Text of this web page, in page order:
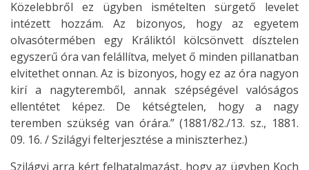
Közelebbről ez ügyben ismételten sürgető levelet
intézett hozzám. Az bizonyos, hogy az egyetem
olvasótermében egy Králiktól kölcsönvett dísztelen
egyszerű óra van felállítva, melyet ő minden pillanatban
elvitethet onnan. Az is bizonyos, hogy ez az óra nagyon
kirí a nagyteremből, annak szépségével valóságos
ellentétet képez. De kétségtelen, hogy a nagy
teremben szükség van órára.” (1881/82./13. sz., 1881.
09. 16. / Szilágyi felterjesztése a miniszterhez.)
Szilágyi arra kért felhatalmazást, hogy az ügyben Koch